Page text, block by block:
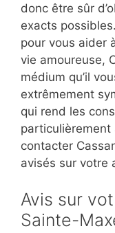
donc être sûr
exacts
pour vous aider
vie amoureuse,
médium qu’il
extrêmement
qui rend les
particulièrement
contacter
avisés sur votre
Avis sur
Sainte-